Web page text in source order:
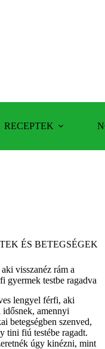
RECEPTEK
ÉS BETEGSÉGEK
visszanéz rám a
gyermek testbe ragadva
lengyel férfi, aki
amennyi
betegségben szenved,
tini fiú testébe ragadt.
úgy kinézni, mint